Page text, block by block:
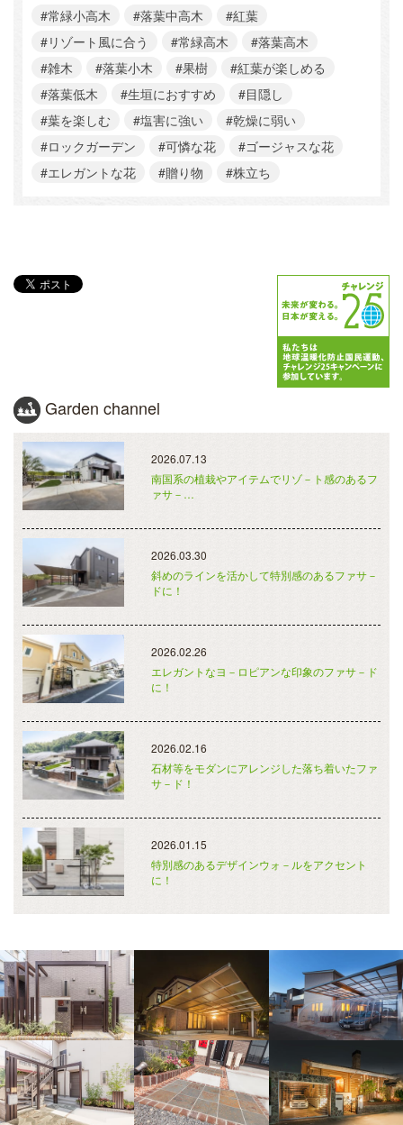
#常緑小高木
#落葉中高木
#紅葉
#リゾート風に合う
#常緑高木
#落葉高木
#雑木
#落葉小木 #果樹
#紅葉が楽しめる
#落葉低木
#生垣におすすめ
#目隠し
#葉を楽しむ
#塩害に強い
#乾燥に弱い
#ロックガーデン
#可憐な花
#ゴージャスな花
#エレガントな花
#贈り物 #株立ち
Garden channel
2026.07.13
南国系の植栽やアイテムでリゾ－ト感のあるフ
ァサ－…
2026.03.30
斜めのラインを活かして特別感のあるファサ－
ドに！
2026.02.26
エレガントなヨ－ロピアンな印象のファサ－ド
に！
2026.02.16
石材等をモダンにアレンジした落ち着いたファ
サ－ド！
2026.01.15
特別感のあるデザインウォ－ルをアクセント
に！